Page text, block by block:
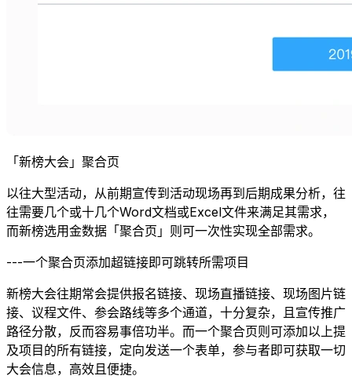
「新榜大会」聚合页
以往大型活动，从前期宣传到活动现场再到后期成果分析，往
往需要几个或十几个Word文档或Excel文件来满足其需求，
而新榜选用金数据「聚合页」则可一次性实现全部需求。
---一个聚合页添加超链接即可跳转所需项目
新榜大会往期常会提供报名链接、现场直播链接、现场图片链
接、议程文件、参会路线等多个通道，十分复杂，且宣传推广
路径分散，反而容易事倍功半。而一个聚合页则可添加以上提
及项目的所有链接，定向发送一个表单，参与者即可获取一切
大会信息，高效且便捷。